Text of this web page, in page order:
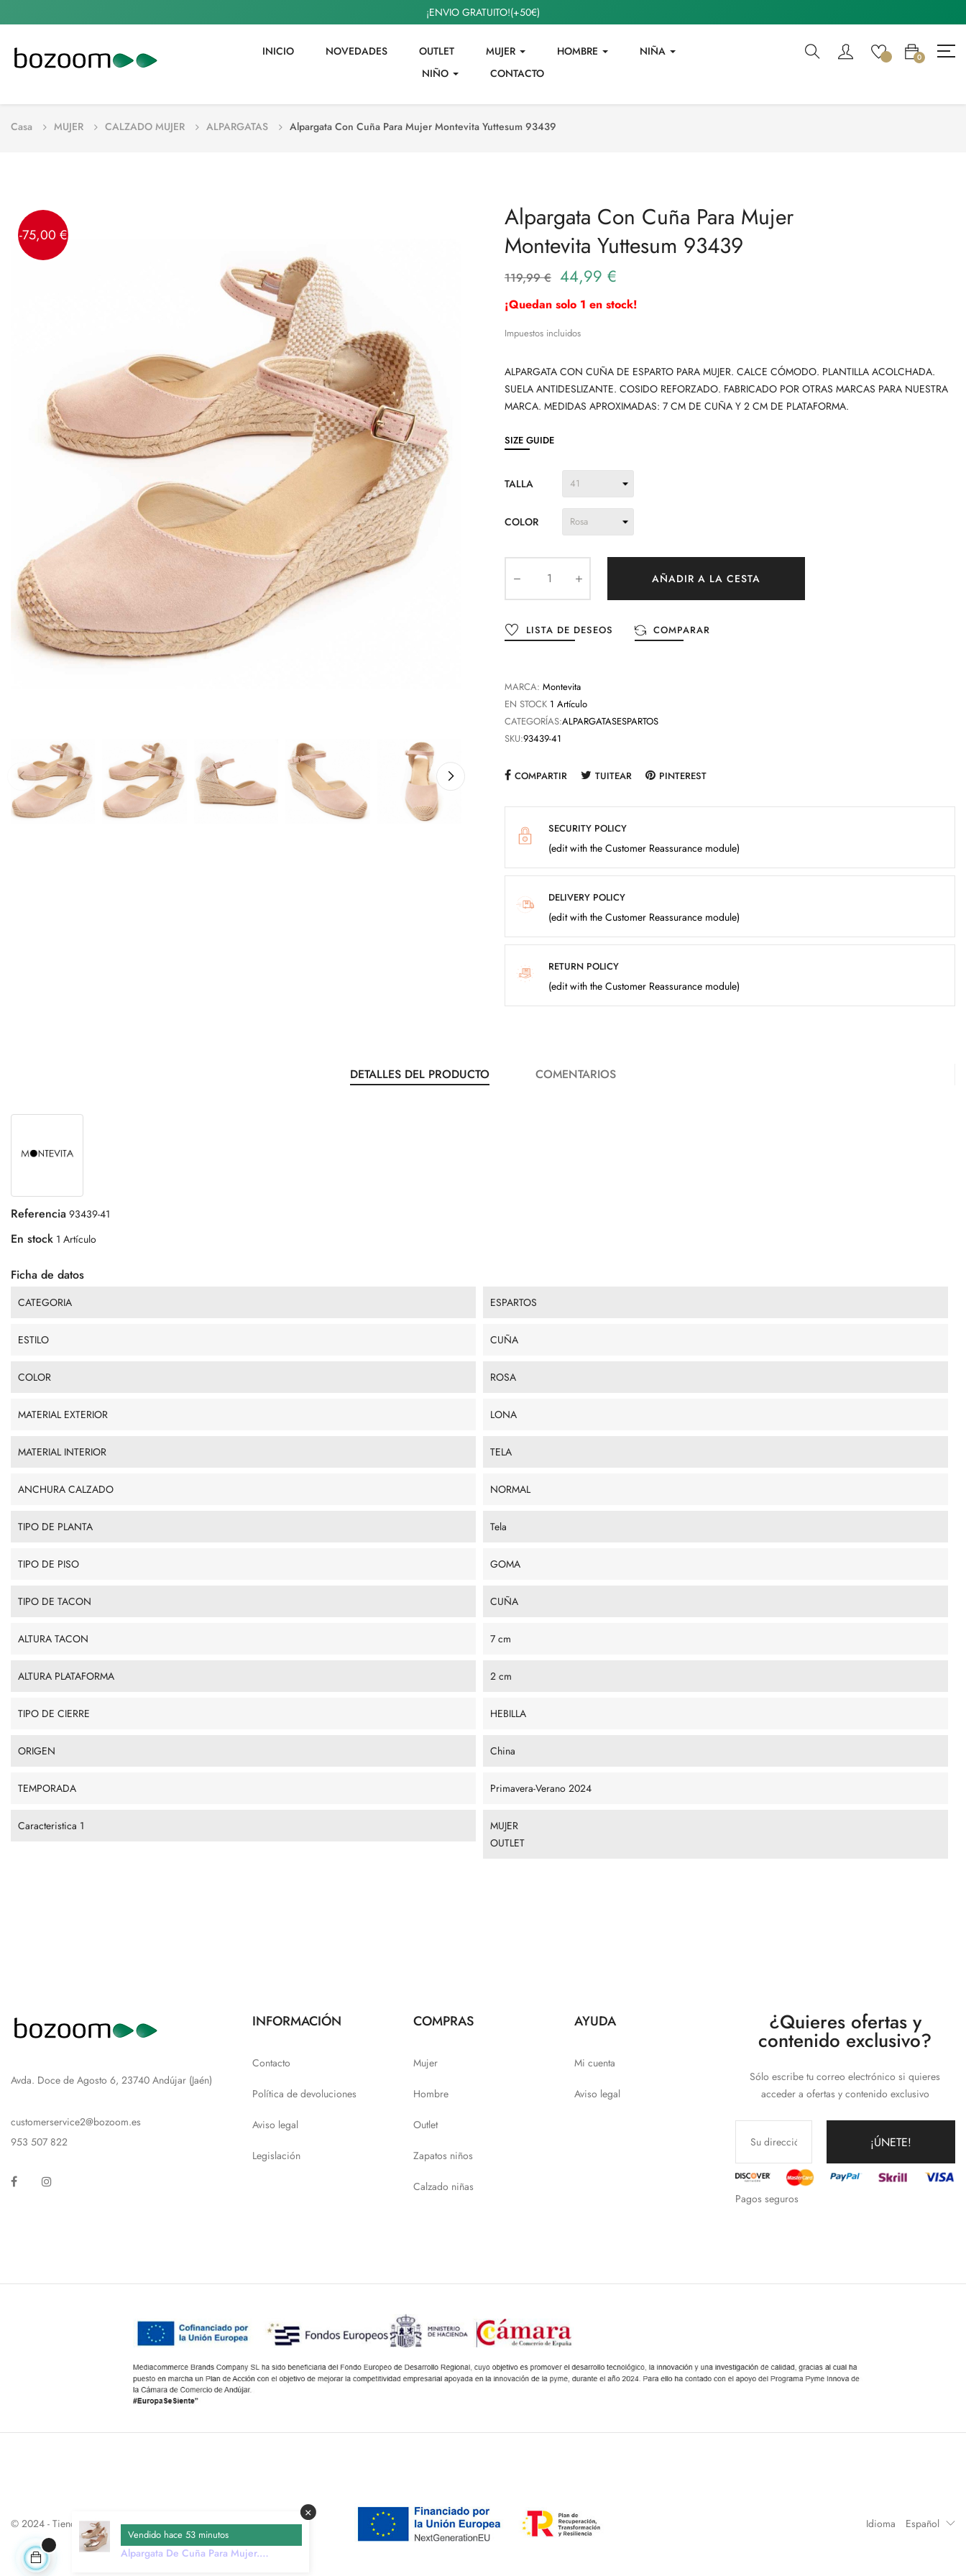
¡ENVIO GRATUITO!(+50€)
INICIO NOVEDADES OUTLET MUJER HOMBRE
NIÑA
NIÑO
CONTACTO
0
Casa MUJER CALZADO MUJER ALPARGATAS Alpargata Con Cuña Para Mujer Montevita Yuttesum 93439
-75,00 €
Alpargata Con Cuña Para Mujer
Montevita Yuttesum 93439
119,99 € 44,99 €
¡Quedan solo 1 en stock!
Impuestos incluidos
ALPARGATA CON CUÑA DE ESPARTO PARA MUJER. CALCE CÓMODO. PLANTILLA ACOLCHADA.
SUELA ANTIDESLIZANTE. COSIDO REFORZADO. FABRICADO POR OTRAS MARCAS PARA NUESTRA
MARCA. MEDIDAS APROXIMADAS: 7 CM DE CUÑA Y 2 CM DE PLATAFORMA.
SIZE GUIDE
TALLA
COLOR
AÑADIR A LA CESTA
LISTA DE DESEOS COMPARAR
MARCA: Montevita
EN STOCK 1 Artículo
CATEGORÍAS:ALPARGATASESPARTOS
SKU:93439-41
COMPARTIR TUITEAR PINTEREST
SECURITY POLICY
(edit with the Customer Reassurance module)
DELIVERY POLICY
(edit with the Customer Reassurance module)
RETURN POLICY
(edit with the Customer Reassurance module)
DETALLES DEL PRODUCTO COMENTARIOS
Referencia 93439-41
En stock 1 Artículo
Ficha de datos
CATEGORIA ESPARTOS
ESTILO CUÑA
COLOR ROSA
MATERIAL EXTERIOR LONA
MATERIAL INTERIOR TELA
ANCHURA CALZADO NORMAL
TIPO DE PLANTA Tela
TIPO DE PISO GOMA
TIPO DE TACON CUÑA
ALTURA TACON 7 cm
ALTURA PLATAFORMA 2 cm
TIPO DE CIERRE HEBILLA
ORIGEN China
TEMPORADA Primavera-Verano 2024
Caracteristica 1
MUJER
OUTLET
Avda. Doce de Agosto 6, 23740 Andújar (Jaén)
customerservice2@bozoom.es
953 507 822
Facebook
INFORMACIÓN
Contacto
Política de devoluciones
Aviso legal
Legislación
COMPRAS
Mujer
Hombre
Outlet
Zapatos niños
Calzado niñas
AYUDA
Mi cuenta
Aviso legal
¿Quieres ofertas y
contenido exclusivo?
Sólo escribe tu correo electrónico si quieres
acceder a ofertas y contenido exclusivo
¡ÚNETE!
Pagos seguros
© 2024 - Tienda online de calzado y complementos Idioma Español
×
Vendido hace 53 minutos
Alpargata De Cuña Para Mujer.